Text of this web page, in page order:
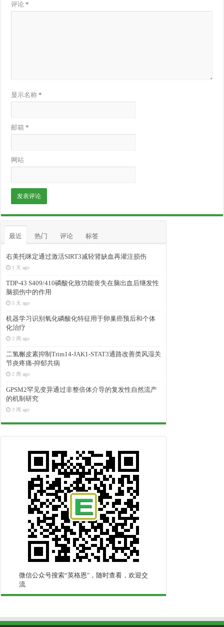
评论*
显示名称*
邮箱*
网站
最近 热门 评论 标签
右美托咪定通过激活SIRT3减轻肾缺血再灌注损伤
1 天 ago
TDP-43 S409/410磷酸化致功能丧失在脑出血后继发性
脑损伤中的作用
5 天 ago
机器学习识别氧化磷酸化特征用于卵巢癌预后和个体
化治疗
2 周 ago
二氢槲皮素抑制Trim14-JAK1-STAT3通路改善类风湿关
节炎疼痛-抑郁共病
2 周 ago
GPSM2罕见变异通过非整倍体介导的复发性自然流产
的机制研究
3 周 ago
微信公众号搜索“英格恩"，随时查看，欢迎交
流